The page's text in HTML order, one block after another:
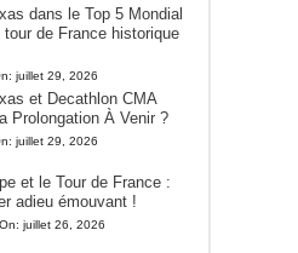
dans le Top 5 Mondial
tour de France historique
juillet 29, 2026
et Decathlon CMA
Prolongation À Venir ?
juillet 29, 2026
et le Tour de France :
adieu émouvant !
juillet 26, 2026